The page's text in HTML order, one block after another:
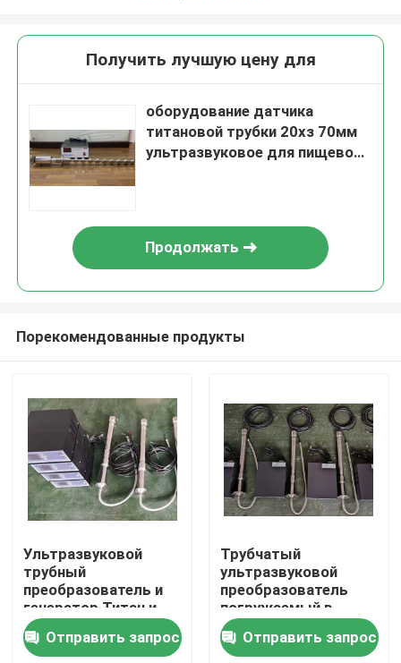
Дом
Продукты
О нас
Получить лучшую цену для
оборудование датчика
титановой трубки 20хз 70мм
ультразвуковое для пищевой
Продолжать
Порекомендованные продукты
Ультразвуковой
трубный
преобразователь и
генератор Титан и
нержавеющая сталь
Отправить запрос
Трубчатый
ультразвуковой
преобразователь
погружаемый в
жидкий бак
Отправить запрос